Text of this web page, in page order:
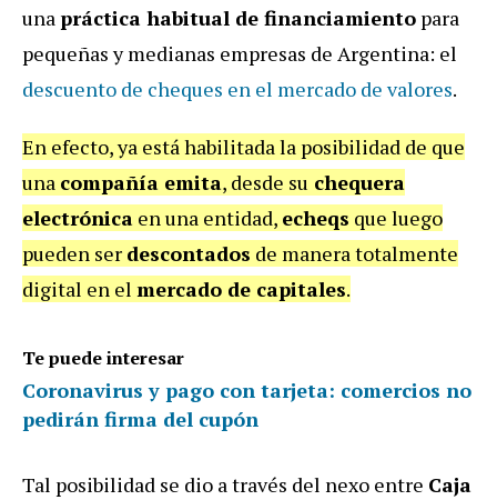
unapráctica habitual de financiamiento para
pequeñas y medianas empresas de Argentina: el
descuento de cheques en el mercado de valores.
En efecto, ya está habilitada la posibilidad de que
una compañía emita, desde su chequera
electrónica en una entidad, echeqs que luego
pueden ser descontados de manera totalmente
digital en el mercado de capitales.
Te puede interesar
Coronavirus y pago con tarjeta: comercios no
pedirán firma del cupón
Tal posibilidad se dio a través del nexo entre Caja